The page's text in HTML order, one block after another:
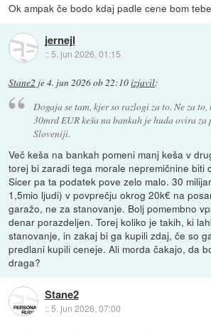
Ok ampak če bodo kdaj padle cene bom
jernejl
:: 5. jun 2026, 01:15
Stane2 je4. jun 2026 ob 22:10izjavil:
Dogaja se tam, kjer so razlogi za to. Ne za
30mrd EUR keša na bankah je huda ovira za
Sloveniji.
Več keša na bankah pomeni manj keša v
torej bi zaradi tega morale nepremičnine biti
Sicer pa ta podatek pove zelo malo. 30
1,5mio ljudi) v povprečju okrog 20k€ na
garažo, ne za stanovanje. Bolj pomembno
denar porazdeljen. Torej koliko je takih, ki
stanovanje, in zakaj bi ga kupili zdaj, če so
predlani kupili ceneje. Ali morda čakajo, da
draga?
Stane2
::5. jun 2026, 07:00